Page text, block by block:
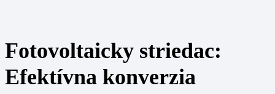
Fotovoltaicky striedac:
Efektívna konverzia